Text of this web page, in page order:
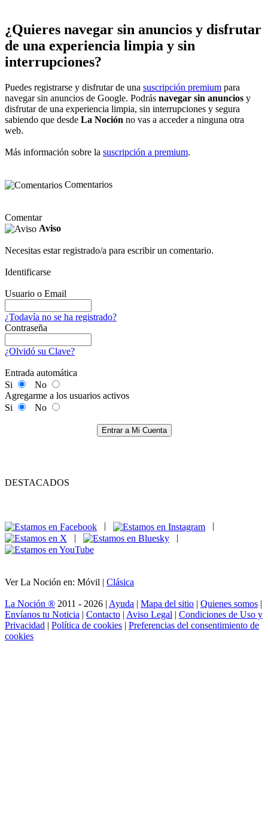
¿Quieres navegar sin anuncios y disfrutar
de una experiencia limpia y sin
interrupciones?
Puedes registrarse y disfrutar de una suscripción premium para
navegar sin anuncios de Google. Podrás navegar sin anuncios y
disfrutar de una experiencia limpia, sin interrupciones y segura
sabiendo que desde La Noción no vas a acceder a ninguna otra
web.
Más información sobre la suscripción a premium.
Comentarios
Comentar
Aviso
Necesitas estar registrado/a para escribir un comentario.
Identificarse
Usuario o Email
¿Todavía no se ha registrado?
Contraseña
¿Olvidó su Clave?
Entrada automática
Si
No
Agregarme a los usuarios activos
Si
No
Entrar a Mi Cuenta
DESTACADOS
|
|
Ver La Noción en: Móvil | Clásica
La Noción ® 2011 - 2026 | Ayuda | Mapa del sitio | Quienes somos |
Envíanos tu Noticia | Contacto | Aviso Legal | Condiciones de Uso y
Privacidad | Política de cookies | Preferencias del consentimiento de
cookies